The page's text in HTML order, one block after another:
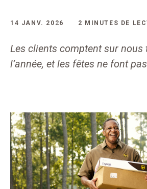
14 JANV. 2026 2 MINUTES DE
Les clients comptent sur nous
l’année, et les fêtes ne font